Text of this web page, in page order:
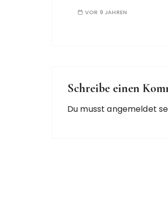
VOR 9 JAHREN
Schreibe einen
Du musstangemeldet